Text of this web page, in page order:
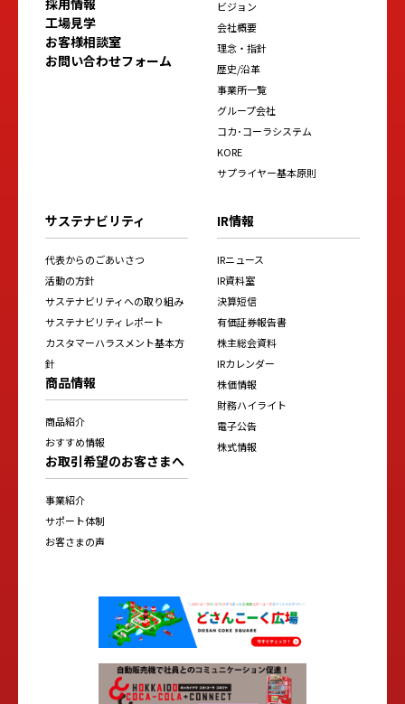
工場見学
お客様相談室
お問い合わせフォーム
ビジョン
会社概要
理念・指針
歴史/沿革
事業所一覧
グループ会社
コカ･コーラシステム
KORE
サプライヤー基本原則
サステナビリティ
代表からのごあいさつ
活動の方針
サステナビリティへの取り組み
サステナビリティレポート
カスタマーハラスメント基本方
針
商品情報
商品紹介
おすすめ情報
お取引希望のお客さまへ
事業紹介
サポート体制
お客さまの声
IR情報
IRニュース
IR資料室
決算短信
有価証券報告書
株主総会資料
IRカレンダー
株価情報
財務ハイライト
電子公告
株式情報